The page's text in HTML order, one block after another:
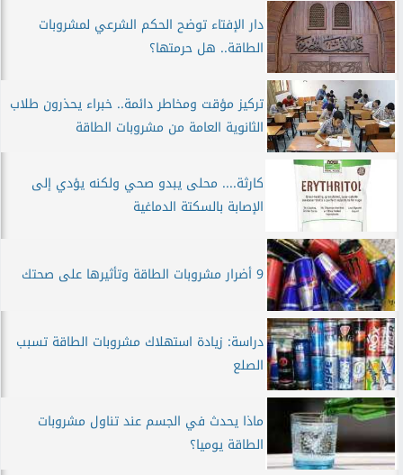
دار الإفتاء توضح الحكم الشرعي لمشروبات
الطاقة.. هل حرمتها؟
تركيز مؤقت ومخاطر دائمة.. خبراء يحذرون طلاب
الثانوية العامة من مشروبات الطاقة
كارثة.... محلى يبدو صحي ولكنه يؤدي إلى
الإصابة بالسكتة الدماغية
9 أضرار مشروبات الطاقة وتأثيرها على صحتك
دراسة: زيادة استهلاك مشروبات الطاقة تسبب
الصلع
ماذا يحدث في الجسم عند تناول مشروبات
الطاقة يوميا؟